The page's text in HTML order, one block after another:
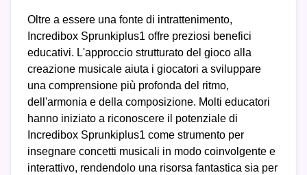
Oltre a essere una fonte di intrattenimento,
Incredibox Sprunkiplus1 offre preziosi benefici
educativi. L'approccio strutturato del gioco alla
creazione musicale aiuta i giocatori a sviluppare
una comprensione più profonda del ritmo,
dell'armonia e della composizione. Molti educatori
hanno iniziato a riconoscere il potenziale di
Incredibox Sprunkiplus1 come strumento per
insegnare concetti musicali in modo coinvolgente e
interattivo, rendendolo una risorsa fantastica sia per